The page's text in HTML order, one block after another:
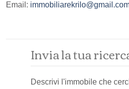
Email:
Invia la tua
Descrivi l'immobile che